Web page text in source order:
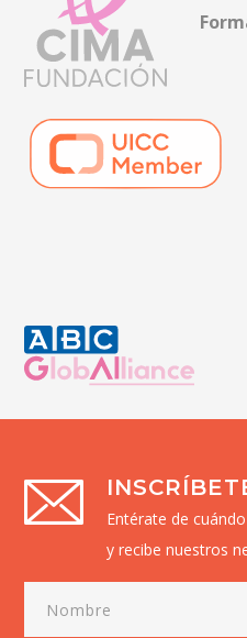
Entérate de
y recibe nuestros